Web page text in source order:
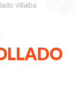
Villalba